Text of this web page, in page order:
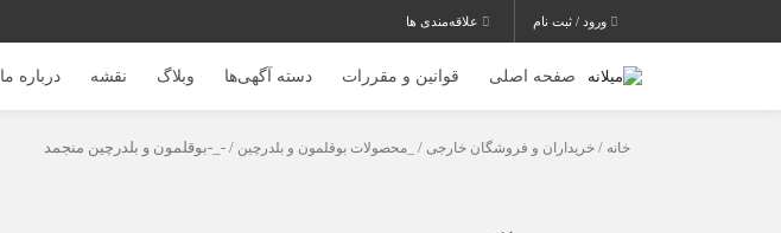
ورود / ثبت نام علاقه‌مندی ها
صفحه اصلی قوانین و مقررات دسته آگهی‌ها وبلاگ نقشه درباره ما
خانه / خریداران و فروشگان خارجی / _محصولات بوقلمون و بلدرچین / -_-بوقلمون و بلدرچین منجمد